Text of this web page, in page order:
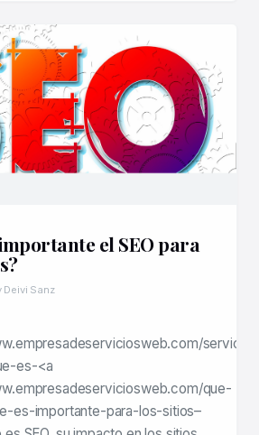
el SEO para
Deivi Sanz
es-<a
que-
es-importante-para-los-sitios–